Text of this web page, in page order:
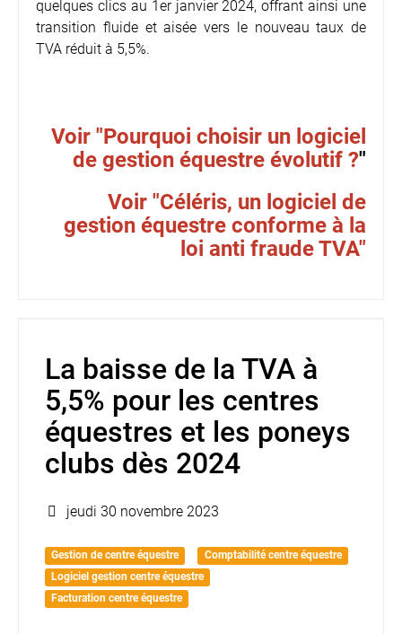
quelques clics au 1er janvier 2024, offrant ainsi une
transition fluide et aisée vers le nouveau taux de
TVA réduit à 5,5%.
Voir "Pourquoi choisir un logiciel
de gestion équestre évolutif ?"
Voir "Céléris, un logiciel de
gestion équestre conforme à la
loi anti fraude TVA"
La baisse de la TVA à
5,5% pour les centres
équestres et les poneys
clubs dès 2024
jeudi 30 novembre 2023
Gestion de centre équestre
Comptabilité centre équestre
Logiciel gestion centre équestre
Facturation centre équestre